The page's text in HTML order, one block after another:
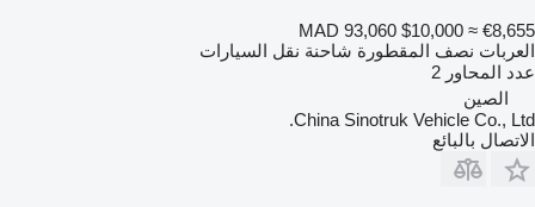
MAD 93,060 $10,000 ≈ €8,655
العربات نصف المقطورة شاحنة نقل السيارات
عدد المحاور 2
الصين
China Sinotruk Vehicle Co., Ltd.
الاتصال بالبائع